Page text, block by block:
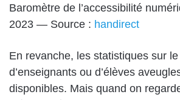
Baromètre de l’accessibilité
2023 — Source : handirect
En revanche, les statistiques sur
d’enseignants ou d’élèves
disponibles. Mais quand on